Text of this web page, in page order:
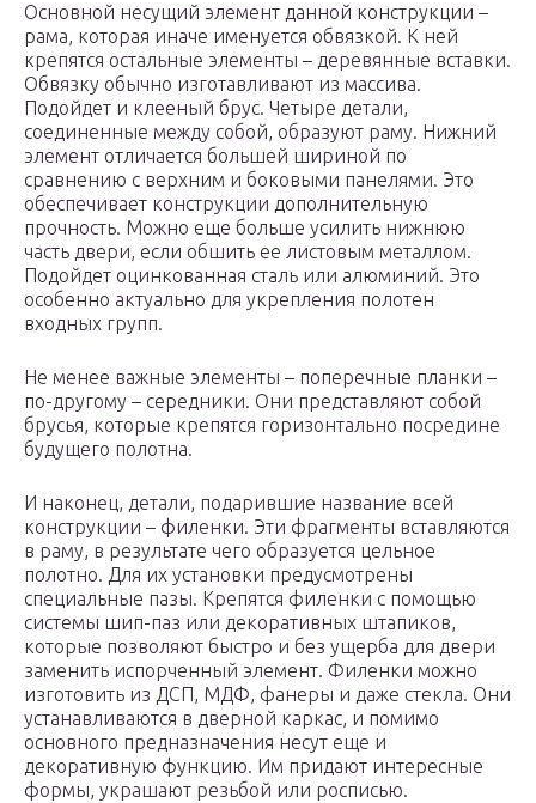
Основной несущий элемент данной конструкции –
рама, которая иначе именуется обвязкой. К ней
крепятся остальные элементы – деревянные вставки.
Обвязку обычно изготавливают из массива.
Подойдет и клееный брус. Четыре детали,
соединенные между собой, образуют раму. Нижний
элемент отличается большей шириной по
сравнению с верхним и боковыми панелями. Это
обеспечивает конструкции дополнительную
прочность. Можно еще больше усилить нижнюю
часть двери, если обшить ее листовым металлом.
Подойдет оцинкованная сталь или алюминий. Это
особенно актуально для укрепления полотен
входных групп.
Не менее важные элементы – поперечные планки –
по-другому – середники. Они представляют собой
брусья, которые крепятся горизонтально посредине
будущего полотна.
И наконец, детали, подарившие название всей
конструкции – филенки. Эти фрагменты вставляются
в раму, в результате чего образуется цельное
полотно. Для их установки предусмотрены
специальные пазы. Крепятся филенки с помощью
системы шип-паз или декоративных штапиков,
которые позволяют быстро и без ущерба для двери
заменить испорченный элемент. Филенки можно
изготовить из ДСП, МДФ, фанеры и даже стекла. Они
устанавливаются в дверной каркас, и помимо
основного предназначения несут еще и
декоративную функцию. Им придают интересные
формы, украшают резьбой или росписью.